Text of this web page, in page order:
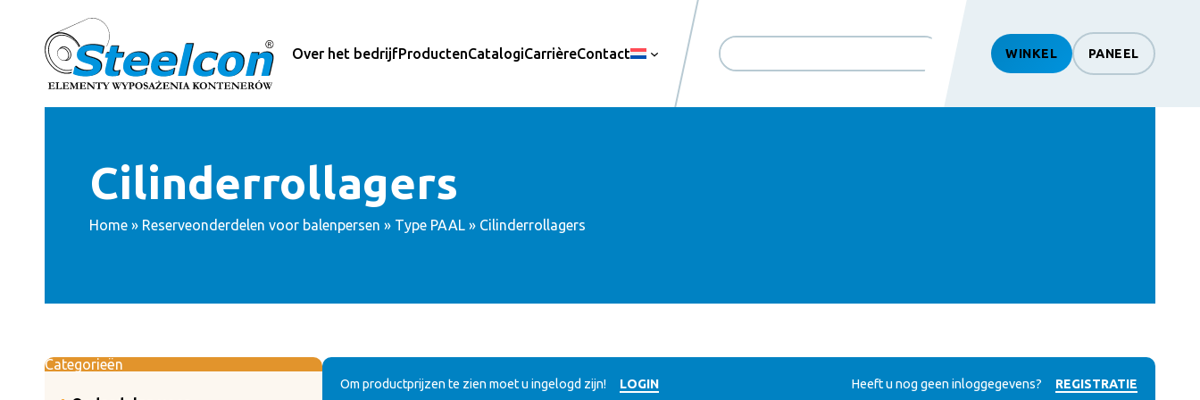
Over het bedrijfProductenCatalogiCarrièreContact
ZoekopdrachtSearch
WINKEL PANEEL
Cilinderrollagers
Home » Reserveonderdelen voor balenpersen » Type PAAL » Cilinderrollagers
Categorieën
Om productprijzen te zien moet u ingelogd zijn! LOGIN Heeft u nog geen inloggegevens? REGISTRATIE